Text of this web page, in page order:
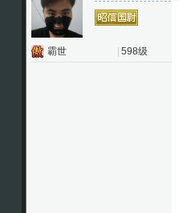
霸世 598级